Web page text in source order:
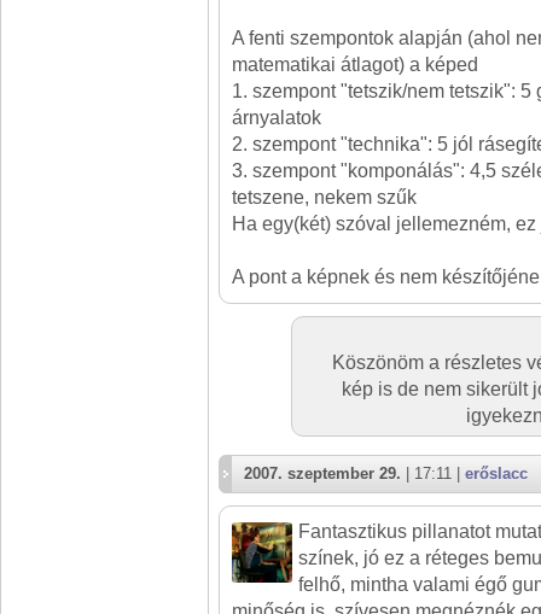
A fenti szempontok alapján (ahol
matematikai átlagot) a képed
1. szempont "tetszik/nem tetszik": 5
árnyalatok
2. szempont "technika": 5 jól
3. szempont "komponálás": 4,5
tetszene, nekem szűk
Ha egy(két) szóval jellemezném,
A pont a képnek és nem
Köszönöm a részletes
kép is de nem sikerült
2007. szeptember 29. | 17:11 | erőslacc
Fantasztikus pillanatot
színek, jó ez a réteges
felhő, mintha valami égő